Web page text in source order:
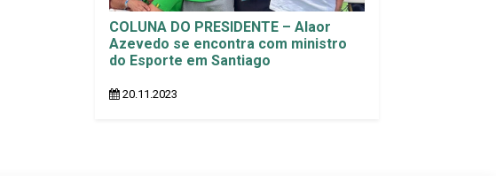
COLUNA DO PRESIDENTE – Alaor
Azevedo se encontra com ministro
do Esporte em Santiago
20.11.2023